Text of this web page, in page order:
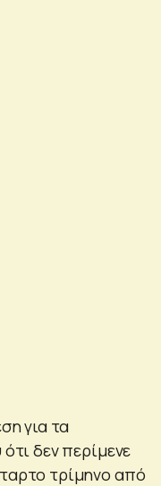
για τα
δεν περίμενε
τρίμηνο από